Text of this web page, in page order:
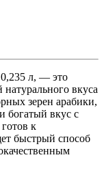
л, — это
вкуса
зерен арабики,
богатый вкус с
к
быстрый способ